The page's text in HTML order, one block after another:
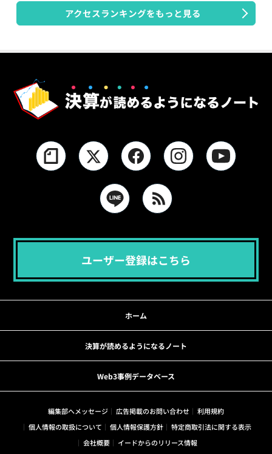
アクセスランキングをもっと見る
ユーザー登録はこちら
ホーム
決算が読めるようになるノート
Web3事例データベース
編集部へメッセージ 広告掲載のお問い合わせ
利用規約
個人情報の取扱について
個人情報保護方針
特定商取引法に関する表示
会社概要
イードからのリリース情報